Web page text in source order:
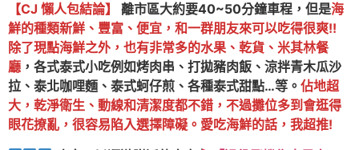
【CJ 懶人包結論】 離市區大約要40~50分鐘車程，但是海
鮮的種類新鮮、豐富、便宜，和一群朋友來可以吃得很爽!!
除了現點海鮮之外，也有非常多的水果、乾貨、米其林餐
廳 ，各式泰式小吃例如烤肉串、打拋豬肉飯、涼拌青木瓜沙
拉、泰北咖哩麵、泰式蚵仔煎、各種泰式甜點…等。 佔地超
大，乾淨衛生、動線和清潔度都不錯，不過攤位多到會逛得
眼花撩亂，很容易陷入選擇障礙。愛吃海鮮的話，我超推!